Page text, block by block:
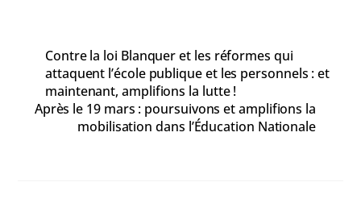
Contre la loi Blanquer et les réformes qui
attaquent l’école publique et les personnels : et
maintenant, amplifions la lutte !
Après le 19 mars : poursuivons et amplifions la
mobilisation dans l’Éducation Nationale